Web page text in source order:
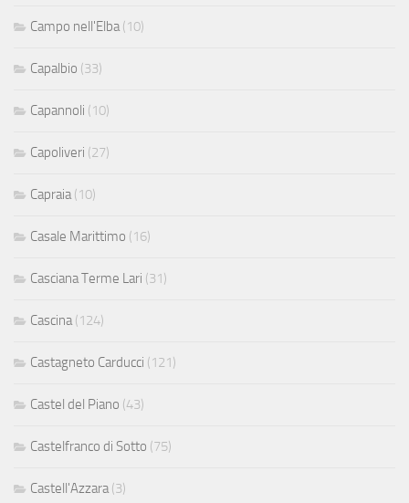
Campo nell'Elba (10)
Capalbio (33)
Capannoli (10)
Capoliveri (27)
Capraia (10)
Casale Marittimo (16)
Casciana Terme Lari (31)
Cascina (124)
Castagneto Carducci (121)
Castel del Piano (43)
Castelfranco di Sotto (75)
Castell'Azzara (3)